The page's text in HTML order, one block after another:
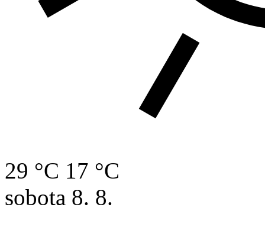
29 °C 17 °C
sobota 8. 8.